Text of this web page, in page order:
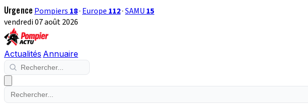
Urgence Pompiers 18· Europe 112·SAMU 15
vendredi 07 août 2026
Actualités Annuaire